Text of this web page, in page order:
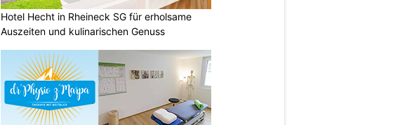
Hotel Hecht in Rheineck SG für erholsame
Auszeiten und kulinarischen Genuss